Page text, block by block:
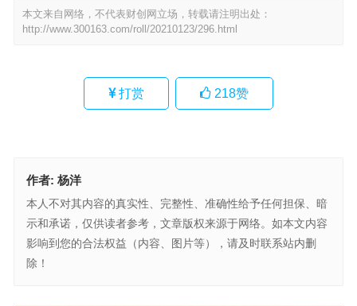
本文来自网络，不代表财创网立场，转载请注明出处：
http://www.300163.com/roll/20210123/296.html
打赏 218赞
作者: 杨洋
本人不对其内容的真实性、完整性、准确性给予任何担保、暗
示和承诺，仅供读者参考，文章版权来源于网络。如本文内容
影响到您的合法权益（内容、图片等），请及时联系站内删
除！